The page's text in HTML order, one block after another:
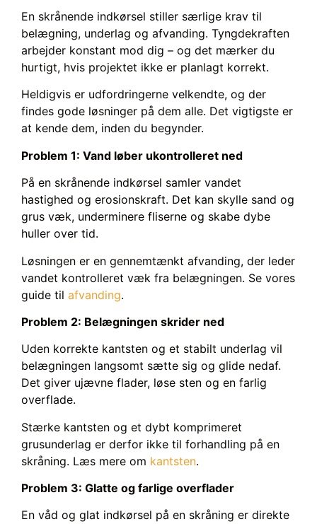
En skrånende indkørsel stiller særlige krav til
belægning, underlag og afvanding. Tyngdekraften
arbejder konstant mod dig – og det mærker du
hurtigt, hvis projektet ikke er planlagt korrekt.
Heldigvis er udfordringerne velkendte, og der
findes gode løsninger på dem alle. Det vigtigste er
at kende dem, inden du begynder.
Problem 1: Vand løber ukontrolleret ned
På en skrånende indkørsel samler vandet
hastighed og erosionskraft. Det kan skylle sand og
grus væk, underminere fliserne og skabe dybe
huller over tid.
Løsningen er en gennemtænkt afvanding, der leder
vandet kontrolleret væk fra belægningen. Se vores
guide til afvanding.
Problem 2: Belægningen skrider ned
Uden korrekte kantsten og et stabilt underlag vil
belægningen langsomt sætte sig og glide nedaf.
Det giver ujævne flader, løse sten og en farlig
overflade.
Stærke kantsten og et dybt komprimeret
grusunderlag er derfor ikke til forhandling på en
skråning. Læs mere om kantsten.
Problem 3: Glatte og farlige overflader
En våd og glat indkørsel på en skråning er direkte